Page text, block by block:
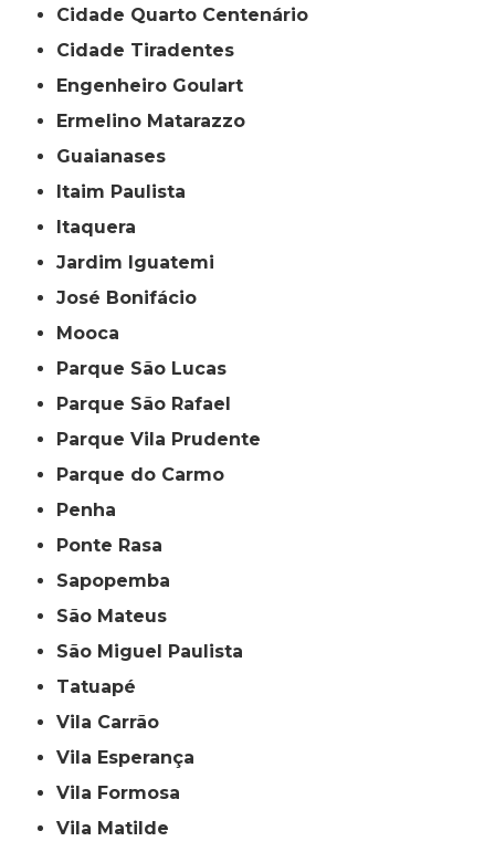
Cidade Quarto Centenário
Cidade Tiradentes
Engenheiro Goulart
Ermelino Matarazzo
Guaianases
Itaim Paulista
Itaquera
Jardim Iguatemi
José Bonifácio
Mooca
Parque São Lucas
Parque São Rafael
Parque Vila Prudente
Parque do Carmo
Penha
Ponte Rasa
Sapopemba
São Mateus
São Miguel Paulista
Tatuapé
Vila Carrão
Vila Esperança
Vila Formosa
Vila Matilde